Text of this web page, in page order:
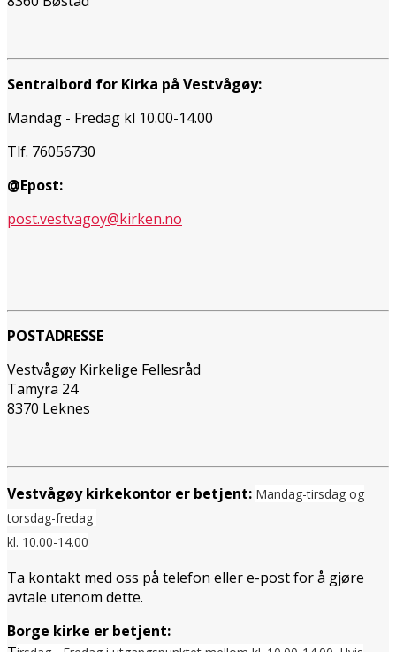
Sentralbord for Kirka på Vestvågøy:
Mandag - Fredag kl 10.00-14.00
Tlf. 76056730
@Epost:
post.vestvagoy@kirken.no
POSTADRESSE
Vestvågøy Kirkelige Fellesråd
Tamyra 24
8370 Leknes
Vestvågøy kirkekontor er betjent: Mandag-tirsdag og
torsdag-fredag
kl. 10.00-14.00
Ta kontakt med oss på telefon eller e-post for å gjøre
avtale utenom dette.
Borge kirke er betjent: